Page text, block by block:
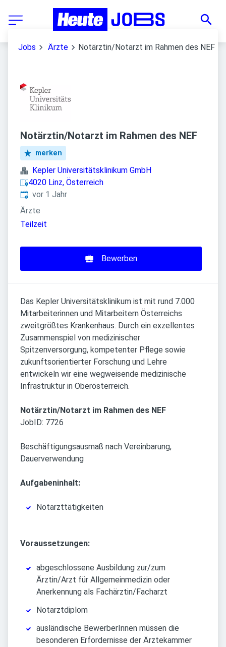
Jobs Ärzte Notärztin/Notarzt im Rahmen des NEF
Notärztin/Notarzt im Rahmen des NEF
merken
Kepler Universitätsklinikum GmbH
4020 Linz, Österreich
Veröffentlicht
vor 1 Jahr
Ärzte
Teilzeit
Bewerben
Das Kepler Universitätsklinikum ist mit rund 7.000
Mitarbeiterinnen und Mitarbeitern Österreichs
zweitgrößtes Krankenhaus. Durch ein exzellentes
Zusammenspiel von medizinischer
Spitzenversorgung, kompetenter Pflege sowie
zukunftsorientierter Forschung und Lehre
entwickeln wir eine wegweisende medizinische
Infrastruktur in Oberösterreich.
Notärztin/Notarzt im Rahmen des NEF
JobID: 7726
Beschäftigungsausmaß nach Vereinbarung,
Dauerverwendung
Aufgabeninhalt:
Notarzttätigkeiten
Voraussetzungen:
abgeschlossene Ausbildung zur/zum
Ärztin/Arzt für Allgemeinmedizin oder
Anerkennung als Fachärztin/Facharzt
Notarztdiplom
ausländische BewerberInnen müssen die
besonderen Erfordernisse der Ärztekammer